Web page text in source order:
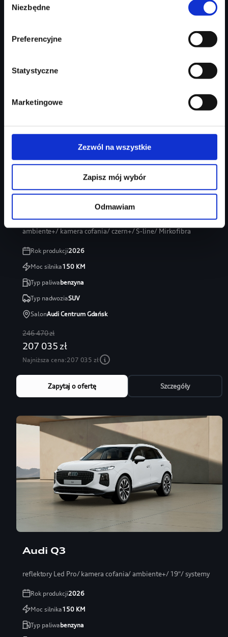
zgody
Niezbędne
Preferencyjne
Statystyczne
Marketingowe
Zezwól na wszystkie
Zapisz mój wybór
Odmawiam
213 746 zł
Zapytaj o ofertę Szczegóły
Audi Q3 Sportback
ambiente+/ kamera cofania/ czern+/ S-line/ Mirkofibra
Rok produkcji2026
Moc silnika150KM
Typ paliwabenzyna
Typ nadwoziaSUV
SalonAudi Centrum Gdańsk
246 470 zł
207 035 zł
Najniższa cena:207 035 zł
Zapytaj o ofertę Szczegóły
Audi Q3
reflektory Led Pro/ kamera cofania/ ambiente+/ 19″/ systemy
Rok produkcji2026
Moc silnika150KM
Typ paliwabenzyna